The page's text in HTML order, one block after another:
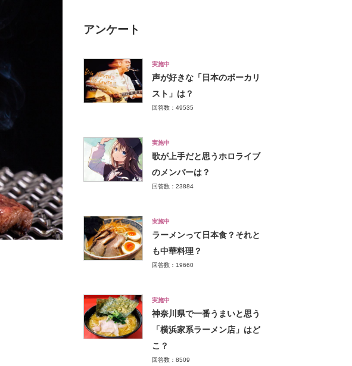
アンケート
実施中
声が好きな「日本のボーカリ
スト」は？
回答数：49535
実施中
歌が上手だと思うホロライブ
のメンバーは？
回答数：23884
実施中
ラーメンって日本食？それと
も中華料理？
回答数：19660
実施中
神奈川県で一番うまいと思う
「横浜家系ラーメン店」はど
こ？
回答数：8509